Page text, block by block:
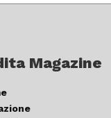
Magazine